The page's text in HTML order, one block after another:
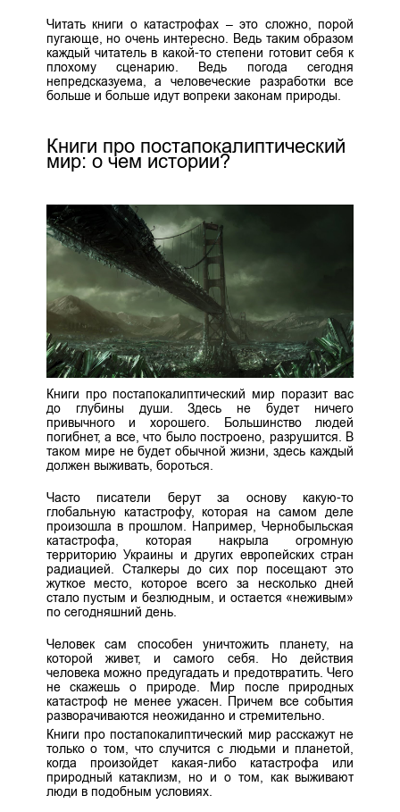
Читать книги о катастрофах – это сложно, порой
пугающе, но очень интересно. Ведь таким образом
каждый читатель в какой-то степени готовит себя к
плохому сценарию. Ведь погода сегодня
непредсказуема, а человеческие разработки все
больше и больше идут вопреки законам природы.
Книги про постапокалиптический
мир: о чем истории?
Книги про постапокалиптический мир поразит вас
до глубины души. Здесь не будет ничего
привычного и хорошего. Большинство людей
погибнет, а все, что было построено, разрушится. В
таком мире не будет обычной жизни, здесь каждый
должен выживать, бороться.
Часто писатели берут за основу какую-то
глобальную катастрофу, которая на самом деле
произошла в прошлом. Например, Чернобыльская
катастрофа, которая накрыла огромную
территорию Украины и других европейских стран
радиацией. Сталкеры до сих пор посещают это
жуткое место, которое всего за несколько дней
стало пустым и безлюдным, и остается «неживым»
по сегодняшний день.
Человек сам способен уничтожить планету, на
которой живет, и самого себя. Но действия
человека можно предугадать и предотвратить. Чего
не скажешь о природе. Мир после природных
катастроф не менее ужасен. Причем все события
разворачиваются неожиданно и стремительно.
Книги про постапокалиптический мир расскажут не
только о том, что случится с людьми и планетой,
когда произойдет какая-либо катастрофа или
природный катаклизм, но и о том, как выживают
люди в подобным условиях.